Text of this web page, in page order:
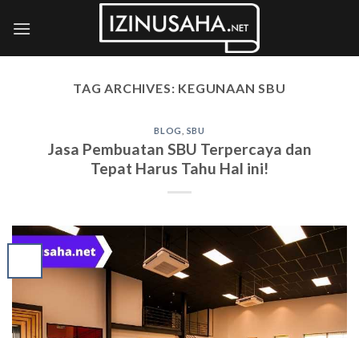
TAG ARCHIVES: KEGUNAAN SBU
BLOG SBU
Jasa Pembuatan SBU Terpercaya dan
Tepat Harus Tahu Hal ini!